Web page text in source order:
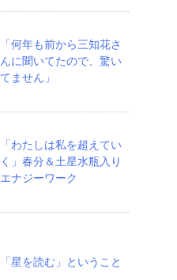
「何年も前から三知花さ
んに聞いてたので、驚い
てません」
「わたしは私を超えてい
く」春分＆土星水瓶入り
エナジーワーク
「星を読む」ということ